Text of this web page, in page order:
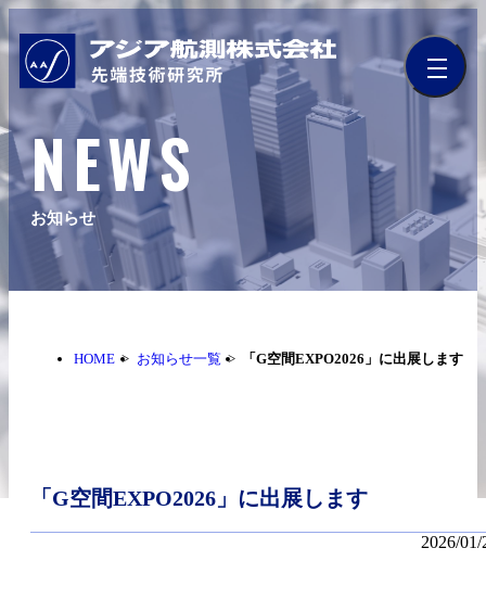
NEWS
お知らせ
HOME お知らせ一覧 「G空間EXPO2026」に出展します
「G空間EXPO2026」に出展します
2026/01/